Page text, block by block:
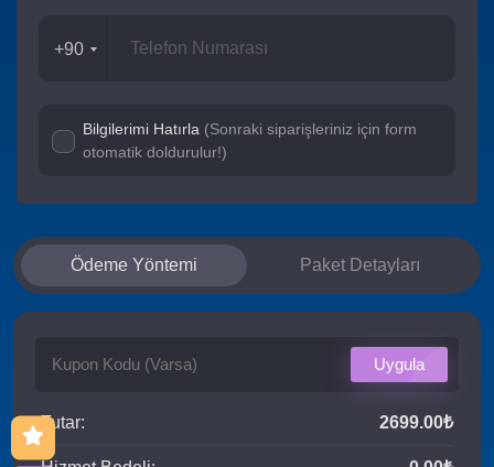
+90
Bilgilerimi Hatırla (Sonraki siparişleriniz için form
otomatik doldurulur!)
Ödeme Yöntemi Paket Detayları
Uygula
Tutar: 2699.00₺